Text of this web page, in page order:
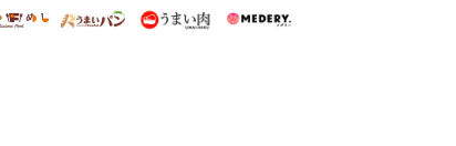
ィズニー特集
うまいめし うまいパン うまい肉